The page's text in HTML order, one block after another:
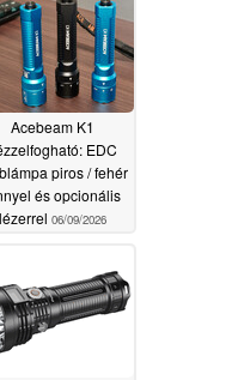
Acebeam K1
EDC
piros / fehér
és opcionális
lézerrel 06/09/2026